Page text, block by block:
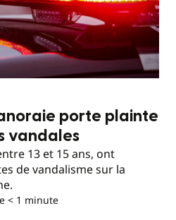
porte plainte
vandales
13 et 15 ans, ont
de vandalisme sur la
< 1 minute